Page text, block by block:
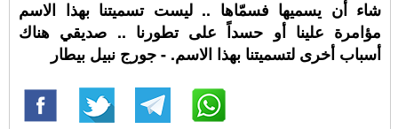
شاء أن يسميها فسمّاها .. ليست تسميتنا بهذا الاسم
مؤامرة علينا أو حسداً على تطورنا .. صديقي هناك
أسباب أخرى لتسميتنا بهذا الاسم. - جورج نبيل بيطار